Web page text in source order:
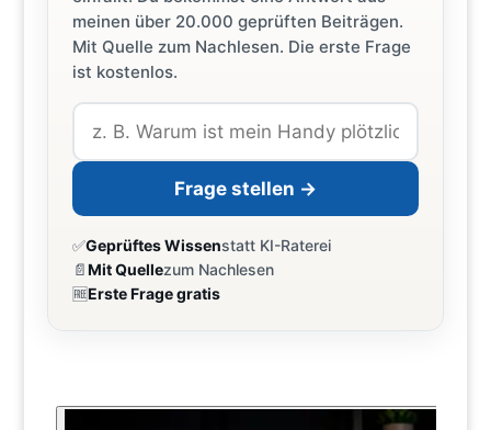
meinen über 20.000 geprüften Beiträgen.
Mit Quelle zum Nachlesen. Die erste Frage
ist kostenlos.
Frage stellen →
✅Geprüftes Wissenstatt KI-Raterei
📄Mit Quellezum Nachlesen
🆓Erste Frage gratis